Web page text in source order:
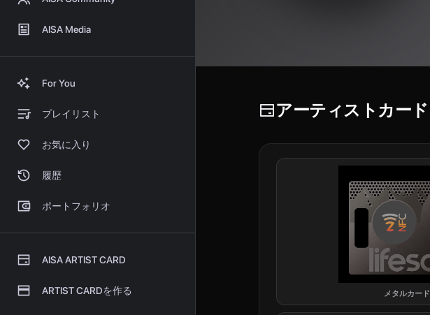
AISA Media
For You
プレイリスト
お気に入り
履歴
ポートフォリオ
AISA ARTIST CARD
ARTIST CARDを作る
アーティストカード
メタルカード